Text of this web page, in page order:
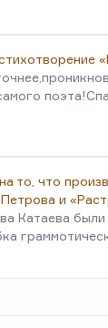
то, что
и
Катаева